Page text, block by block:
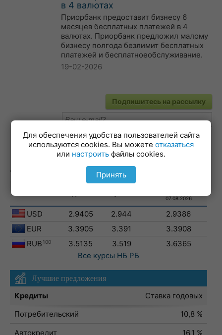
в 4 валютах
Приорбанк предоставит бизнесу 6
месяцев бесплатных платежей в 4
валютах. Приорбанк предложил малому
бизнесу полгода безлимит бесплатных
платежей и бесплатноеобслуживание.
19-02-2026
Подпишитесь на рассылку
Лучшие курсы валют
07.08.2026
USD 2.9405 2.944
2.9386
EUR
3.3905 3.391
3.3908
RUB 100 3.5135 3.519
3.6365
Все курсы НБ РБ
Лучшие предложения
Кредиты
Ставка годовых
Потребительский
10,8 %
Автокредит
16,1 %
Для обеспечения удобства пользователей сайта
используются cookies. Вы можете отказаться
или настроить файлы cookies.
Принять